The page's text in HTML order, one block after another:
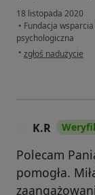
18 listopada 2020
• Fundacja
psychologiczna
• w opinii
zgłoś nadużycie
K.R
Polecam
pomogła.